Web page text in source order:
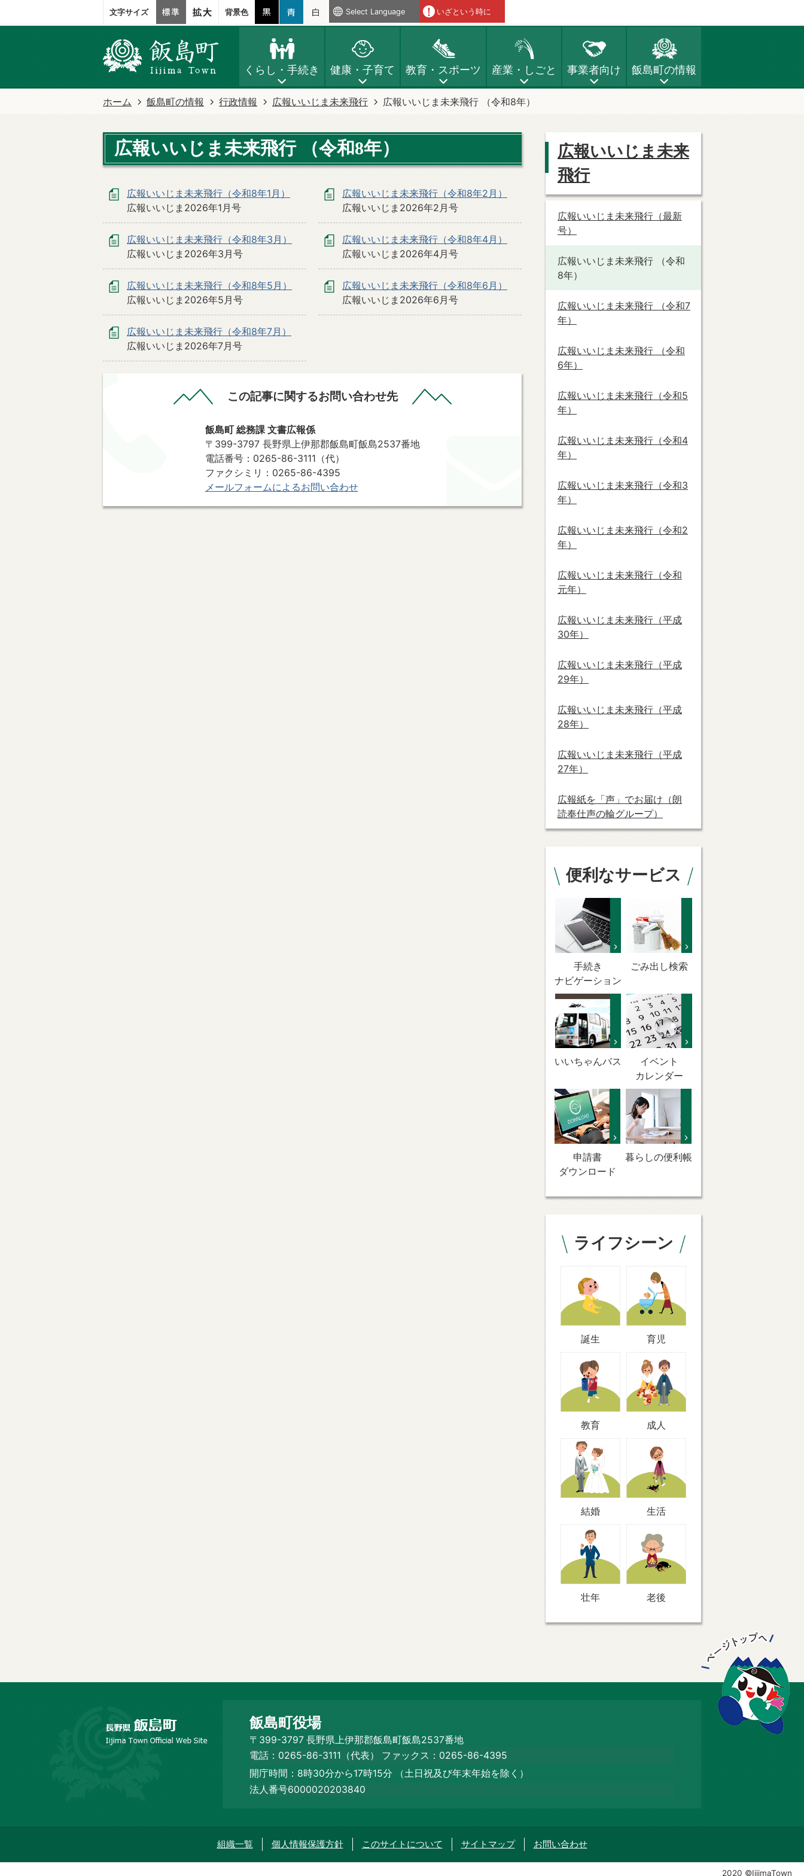
文字サイズ 背景色 Select Language いざという時に
くらし・手続き 健康・子育て 教育・スポーツ 産業・しごと 事業者向け 飯島町の情報
ホーム 飯島町の情報 行政情報 広報いいじま未来飛行 広報いいじま未来飛行 （令和8年）
広報いいじま未来飛行 （令和8年）
広報いいじま未来飛行（令和8年1月）
広報いいじま2026年1月号
広報いいじま未来飛行（令和8年2月）
広報いいじま2026年2月号
広報いいじま未来飛行（令和8年3月）
広報いいじま2026年3月号
広報いいじま未来飛行（令和8年4月）
広報いいじま2026年4月号
広報いいじま未来飛行（令和8年5月）
広報いいじま2026年5月号
広報いいじま未来飛行（令和8年6月）
広報いいじま2026年6月号
広報いいじま未来飛行（令和8年7月）
広報いいじま2026年7月号
この記事に関するお問い合わせ先
飯島町 総務課 文書広報係
〒399-3797 長野県上伊那郡飯島町飯島2537番地
​​​​​​​電話番号：0265-86-3111（代）
ファクシミリ：0265-86-4395
メールフォームによるお問い合わせ
広報いいじま未来
飛行
広報いいじま未来飛行（最新
号）
広報いいじま未来飛行 （令和
8年）
広報いいじま未来飛行 （令和7
年）
広報いいじま未来飛行 （令和
6年）
広報いいじま未来飛行（令和5
年）
広報いいじま未来飛行（令和4
年）
広報いいじま未来飛行（令和3
年）
広報いいじま未来飛行（令和2
年）
広報いいじま未来飛行（令和
元年）
広報いいじま未来飛行（平成
30年）
広報いいじま未来飛行（平成
29年）
広報いいじま未来飛行（平成
28年）
広報いいじま未来飛行（平成
27年）
広報紙を「声」でお届け（朗
読奉仕声の輪グループ）
便利なサービス
手続き
ナビゲーション
ごみ出し検索
いいちゃんバス
イベント
カレンダー
申請書
ダウンロード
暮らしの便利帳
ライフシーン
誕生 育児
教育 成人
結婚 生活
壮年 老後
飯島町役場
〒399-3797 長野県上伊那郡飯島町飯島2537番地
電話：0265-86-3111（代表）
ファックス：0265-86-4395
開庁時間：8時30分から17時15分
（土日祝及び年末年始を除く）
法人番号6000020203840
組織一覧 個人情報保護方針 このサイトについて サイトマップ お問い合わせ
2020 ©IijimaTown